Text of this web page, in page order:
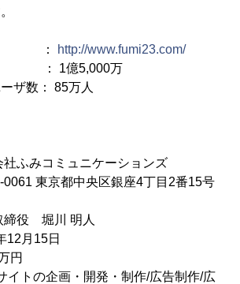
：
http://www.fumi23.com/
： 1億5,000万
ザ数： 85万人
ふみコミュニケーションズ
東京都中央区銀座4丁目2番15号
役 堀川 明人
月15日
円
イトの企画・開発・制作/広告制作/広